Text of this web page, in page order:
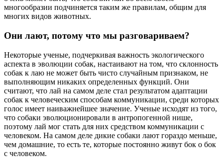
многообразии подчиняется таким же правилам, общим для
многих видов животных.
Они лают, потому что мы разговариваем?
Некоторые ученые, подчеркивая важность экологического
аспекта в эволюции собак, настаивают на том, что склонность
собак к лаю не может быть чисто случайным признаком, не
выполняющим никаких определенных функций. Они
считают, что лай на самом деле стал результатом адаптации
собак к человеческим способам коммуникации, среди которых
голос имеет наиважнейшее значение. Ученые исходят из того,
что собаки эволюционировали в антропогенной нише,
поэтому лай мог стать для них средством коммуникации с
человеком. На самом деле дикие собаки лают гораздо меньше,
чем домашние, то есть те, которые постоянно живут бок о бок
с человеком.